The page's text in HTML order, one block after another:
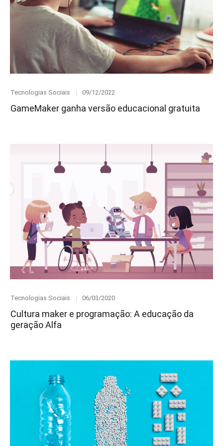
Category
Tecnologias Sociais
Posted
09/12/2022
GameMaker ganha versão educacional gratuita
Category
Tecnologias Sociais
Posted
06/03/2020
Cultura maker e programação: A educação da
geração Alfa